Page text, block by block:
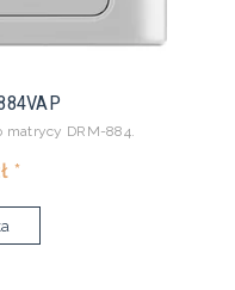
matrycy DRM-884.
*